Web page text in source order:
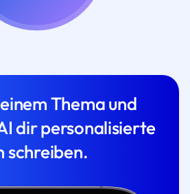
Thema und
dir personalisierte
schreiben.